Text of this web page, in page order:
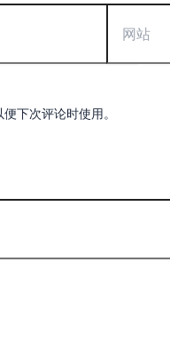
下次评论时使用。